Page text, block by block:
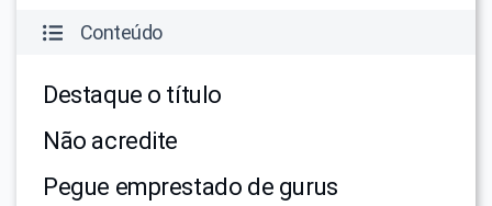
Conteúdo
Destaque o título
Não acredite
Pegue emprestado de gurus